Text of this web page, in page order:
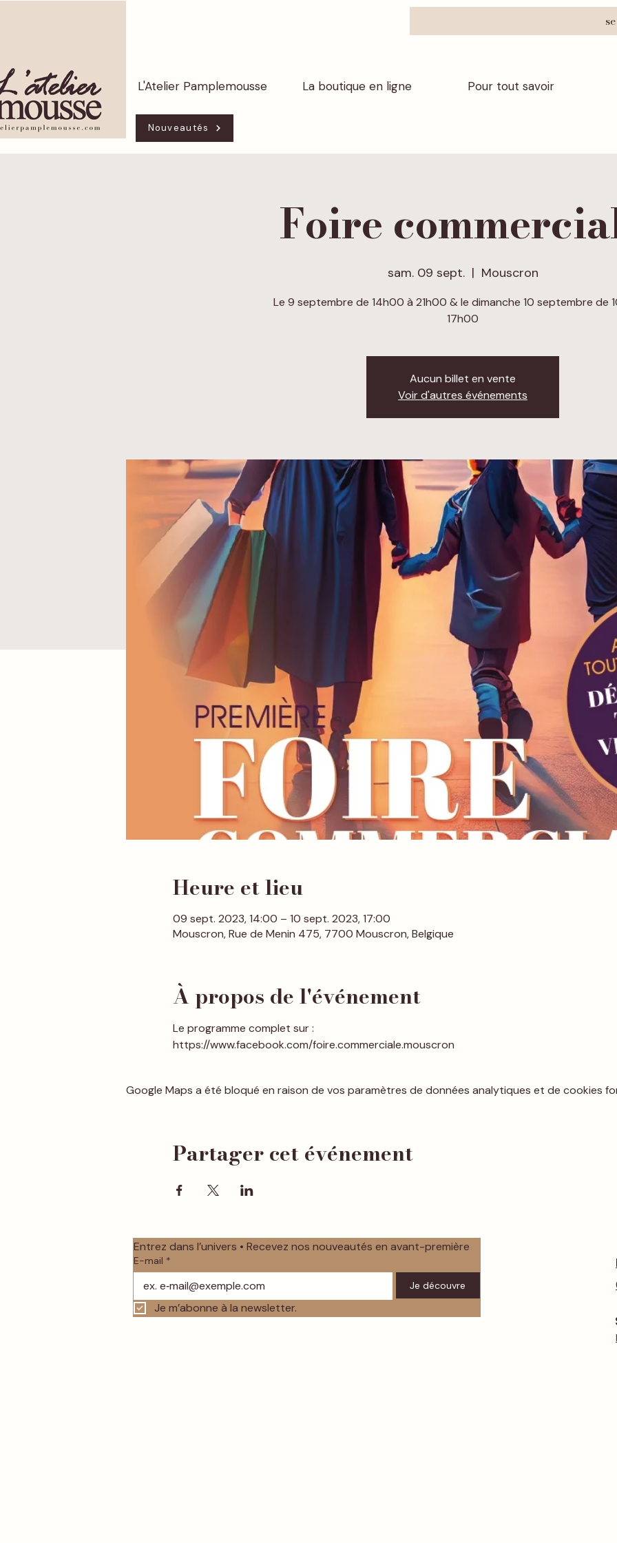
L'Atelier Pamplemousse La boutique en ligne Pour tout savoir
Nouveautés
Foire
sam. 09 sept.
  |
Mouscron
Le 9 septembre de 14h00 à 21h00 & le dimanche 10 septembre de
Aucun billet en vente
Voir d'autres événements
Heure et lieu
09 sept. 2023, 14:00 – 10 sept. 2023, 17:00
Mouscron, Rue de Menin 475, 7700 Mouscron, Belgique
À propos de l'événement
Le programme complet sur :
https://www.facebook.com/foire.commerciale.mouscron
Google Maps a été bloqué en raison de vos paramètres de données analytiques et de cookies
Partager cet événement
Entrez dans l’univers • Recevez nos nouveautés en avant-première
E-mail *
Je découvre
Je m’abonne à la newsletter.